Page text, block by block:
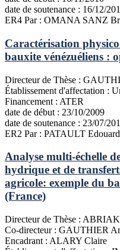
date de soutenance : 16/12/
ER4 Par : OMANA SANZ
Caractérisation
bauxite vénézuéliens :
Directeur de Thèse :
Établissement d'affectation :
Financement : ATER
date de début : 23/10/2009
date de soutenance : 23/07/
ER2 Par : PATAULT Edouard
Analyse multi-échelle
hydrique et de
agricole: exemple du
(France)
Directeur de Thèse : ABRIAK
Co-directeur : GAUTHIER
Encadrant : ALARY Claire